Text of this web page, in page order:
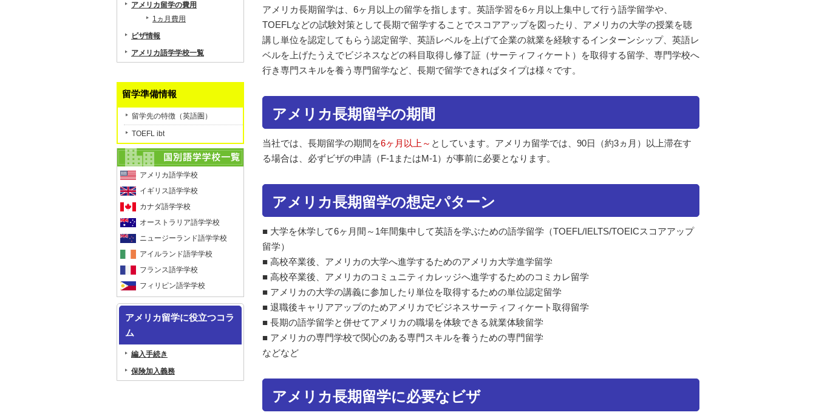
アメリカ長期留学は、6ヶ月以上の留学を指します。英語学習を6ヶ月以上集中して行う語学留学や、
TOEFLなどの試験対策として長期で留学することでスコアアップを図ったり、アメリカの大学の授業を聴
講し単位を認定してもらう認定留学、英語レベルを上げて企業の就業を経験するインターンシップ、英語レ
ベルを上げたうえでビジネスなどの科目取得し修了証（サーティフィケート）を取得する留学、専門学校へ
行き専門スキルを養う専門留学など、長期で留学できればタイプは様々です。
アメリカ長期留学の期間
当社では、長期留学の期間を6ヶ月以上～ としています。アメリカ留学では、90日（約3ヵ月）以上滞在す
る場合は、必ずビザの申請（F-1またはM-1）が事前に必要となります。
アメリカ長期留学の想定パターン
■ 大学を休学して6ヶ月間～1年間集中して英語を学ぶための語学留学（TOEFL/IELTS/TOEICスコアアップ
留学）
■ 高校卒業後、アメリカの大学へ進学するためのアメリカ大学進学留学
■ 高校卒業後、アメリカのコミュニティカレッジへ進学するためのコミカレ留学
■ アメリカの大学の講義に参加したり単位を取得するための単位認定留学
■ 退職後キャリアアップのためアメリカでビジネスサーティフィケート取得留学
■ 長期の語学留学と併せてアメリカの職場を体験できる就業体験留学
■ アメリカの専門学校で関心のある専門スキルを養うための専門留学
などなど
アメリカ長期留学に必要なビザ
アメリカ留学の費用
1ヵ月費用
ビザ情報
アメリカ語学学校一覧
留学準備情報
留学先の特徴（英語圏）
TOEFL ibt
アメリカ語学学校
イギリス語学学校
カナダ語学学校
オーストラリア語学学校
ニュージーランド語学学校
アイルランド語学学校
フランス語学学校
フィリピン語学学校
アメリカ留学に役立つコラ
ム
編入手続き
保険加入義務